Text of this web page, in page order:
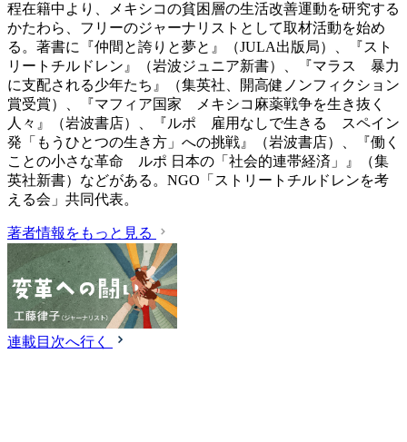
程在籍中より、メキシコの貧困層の生活改善運動を研究する
かたわら、フリーのジャーナリストとして取材活動を始め
る。著書に『仲間と誇りと夢と』（JULA出版局）、『スト
リートチルドレン』（岩波ジュニア新書）、『マラス 暴力
に支配される少年たち』（集英社、開高健ノンフィクション
賞受賞）、『マフィア国家 メキシコ麻薬戦争を生き抜く
人々』（岩波書店）、『ルポ 雇用なしで生きる スペイン
発「もうひとつの生き方」への挑戦』（岩波書店）、『働く
ことの小さな革命 ルポ 日本の「社会的連帯経済」』（集
英社新書）などがある。NGO「ストリートチルドレンを考
える会」共同代表。
著者情報をもっと見る
連載目次へ行く